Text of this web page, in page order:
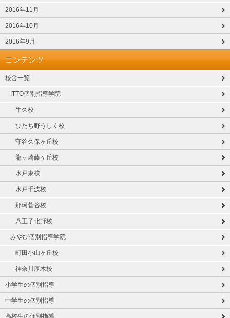
2016年11月
2016年10月
2016年9月
コンテンツ
校舎一覧
ITTO個別指導学院
牛久校
ひたち野うしく校
守谷久保ヶ丘校
龍ヶ崎藤ヶ丘校
水戸東校
水戸千波校
那珂菅谷校
八王子北野校
みやび個別指導学院
町田小山ヶ丘校
神奈川厚木校
小学生の個別指導
中学生の個別指導
高校生の個別指導